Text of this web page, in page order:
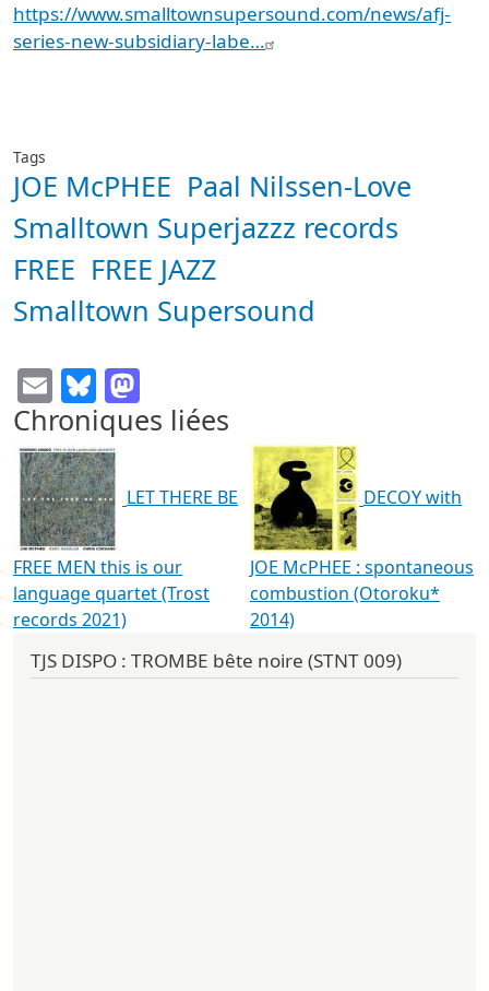
https://www.smalltownsupersound.com/news/afj-
series-new-subsidiary-labe…
Tags
JOE McPHEE Paal Nilssen-Love
Smalltown Superjazzz records
FREE FREE JAZZ
Smalltown Supersound
EmailBluesky
Chroniques liées
LET THERE BE
FREE MEN this is our
language quartet (Trost
records 2021)
DECOY with
JOE McPHEE : spontaneous
combustion (Otoroku*
2014)
TJS DISPO : TROMBE bête noire (STNT 009)